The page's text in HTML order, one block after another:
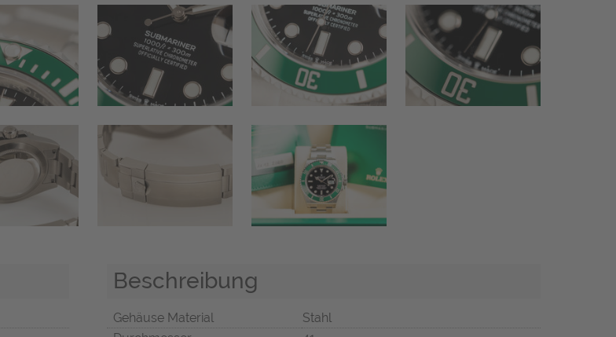
Beschreibung
Gehäuse Material
Stahl